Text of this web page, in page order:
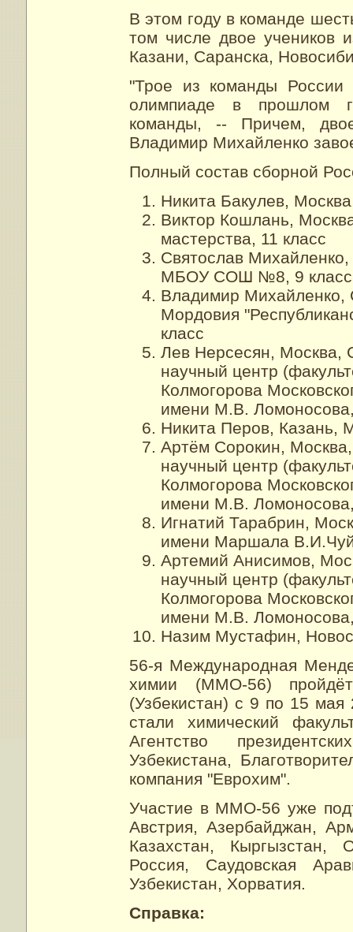
В этом году в команде
том числе двое учеников
Казани, Саранска,
"Трое из команды России
олимпиаде в прошлом
команды, -- Причем,
Владимир Михайленко
Полный состав сборной
Никита Бакулев,
Виктор Кошлань,
мастерства, 11 класс
Святослав
МБОУ СОШ №8, 9 класс
Владимир Михайленко,
Мордовия
класс
Лев Нерсесян, Москва,
научный центр
Колмогорова
имени М.В.
Никита Перов, Казань,
Артём Сорокин,
научный центр
Колмогорова
имени М.В. Ломоносова,
Игнатий Тарабрин,
имени Маршала
Артемий Анисимов,
научный центр
Колмогорова
имени М.В. Ломоносова,
Назим Мустафин,
56-я Международная
химии (ММО-56)
(Узбекистан) с 9 по 15
стали химический
Агентство
Узбекистана,
компания "Еврохим".
Участие в ММО-56 уже
Австрия, Азербайджан,
Казахстан, Кыргызстан,
Россия, Саудовская
Узбекистан, Хорватия.
Справка: